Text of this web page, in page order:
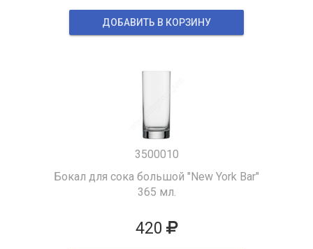
ДОБАВИТЬ В КОРЗИНУ
3500010
Бокал для сока большой "New York Bar"
365 мл.
420